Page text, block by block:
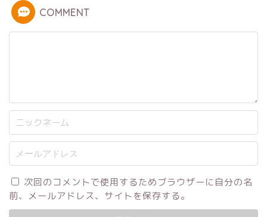
COMMENT
次回のコメントで使用するためブラウザーに自分の名
前、メールアドレス、サイトを保存する。